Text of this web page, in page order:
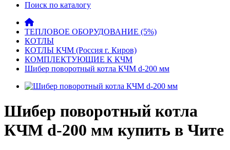
Поиск по каталогу
ТЕПЛОВОЕ ОБОРУДОВАНИЕ (5%)
КОТЛЫ
КОТЛЫ КЧМ (Россия г. Киров)
КОМПЛЕКТУЮЩИЕ К КЧМ
Шибер поворотный котла КЧМ d-200 мм
Шибер поворотный котла
КЧМ d-200 мм купить в Чите